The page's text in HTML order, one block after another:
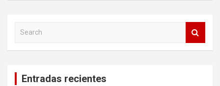
Entradas recientes